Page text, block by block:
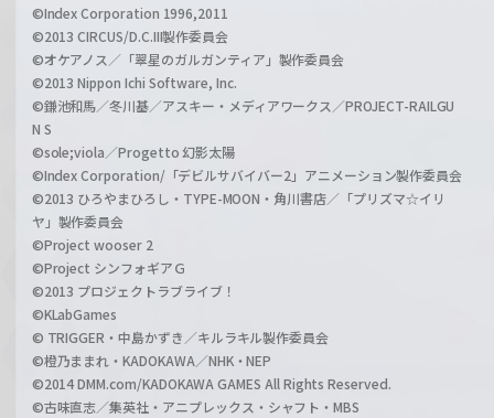
©Index Corporation 1996,2011
©2013 CIRCUS/D.C.III製作委員会
©オケアノス／「翠星のガルガンティア」製作委員会
©2013 Nippon Ichi Software, Inc.
©鎌池和馬／冬川基／アスキー・メディアワークス／PROJECT-RAILGU
N S
©sole;viola／Progetto 幻影太陽
©Index Corporation/「デビルサバイバー2」アニメーション製作委員会
©2013 ひろやまひろし・TYPE-MOON・角川書店／「プリズマ☆イリ
ヤ」製作委員会
©Project wooser 2
©Project シンフォギアＧ
©2013 プロジェクトラブライブ！
©KLabGames
© TRIGGER・中島かずき／キルラキル製作委員会
©橙乃ままれ・KADOKAWA／NHK・NEP
©2014 DMM.com/KADOKAWA GAMES All Rights Reserved.
©古味直志／集英社・アニプレックス・シャフト・MBS